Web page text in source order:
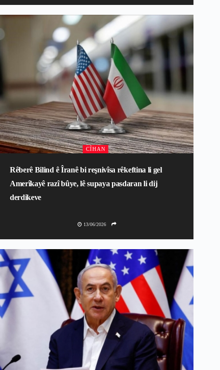
CÎHAN
Rêberê Bilind ê Îranê bi reşnivîsa rêkeftina li gel
Amerîkayê razî bûye, lê supaya pasdaran li dij
derdikeve
13/06/2026